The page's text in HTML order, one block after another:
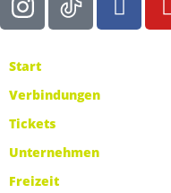
Start
Verbindungen
Tickets
Unternehmen
Freizeit